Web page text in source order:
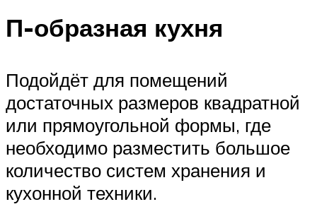
П-образная кухня
Подойдёт для помещений
достаточных размеров квадратной
или прямоугольной формы, где
необходимо разместить большое
количество систем хранения и
кухонной техники.